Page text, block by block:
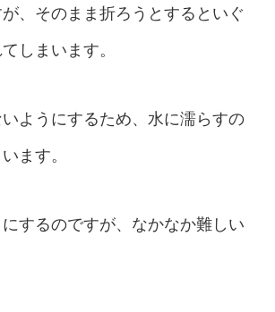
、そのまま折ろうとするといぐ
しまいます。
ようにするため、水に濡らすの
ます。
するのですが、なかなか難しい